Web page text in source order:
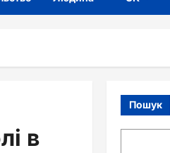
в
Пошук